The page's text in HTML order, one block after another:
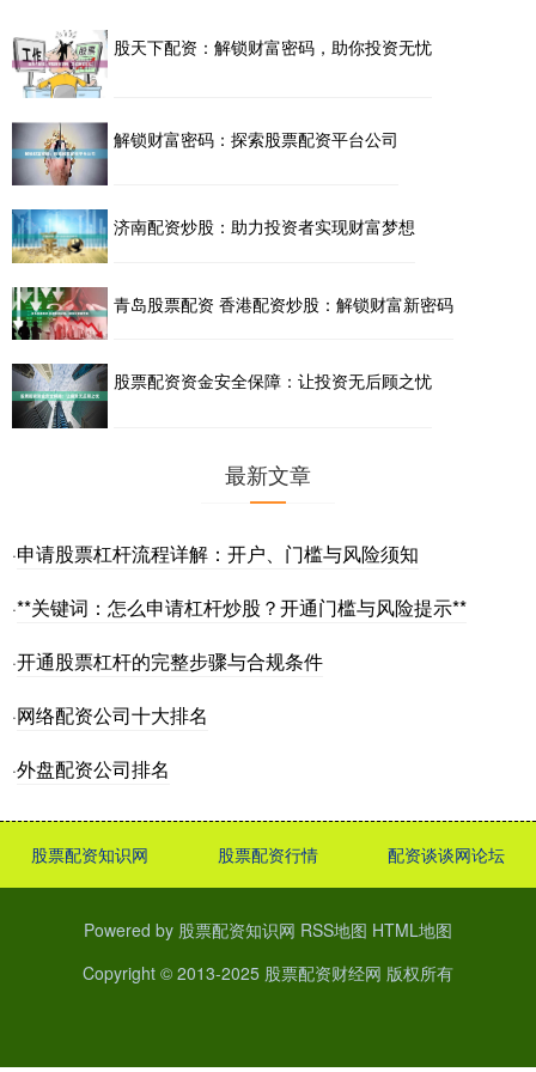
股天下配资：解锁财富密码，助你投资无忧
解锁财富密码：探索股票配资平台公司
济南配资炒股：助力投资者实现财富梦想
青岛股票配资 香港配资炒股：解锁财富新密码
股票配资资金安全保障：让投资无后顾之忧
最新文章
·申请股票杠杆流程详解：开户、门槛与风险须知
·**关键词：怎么申请杠杆炒股？开通门槛与风险提示**
·开通股票杠杆的完整步骤与合规条件
·网络配资公司十大排名
·外盘配资公司排名
股票配资知识网 股票配资行情 配资谈谈网论坛
Powered by 股票配资知识网 RSS地图 HTML地图
Copyright © 2013-2025 股票配资财经网 版权所有